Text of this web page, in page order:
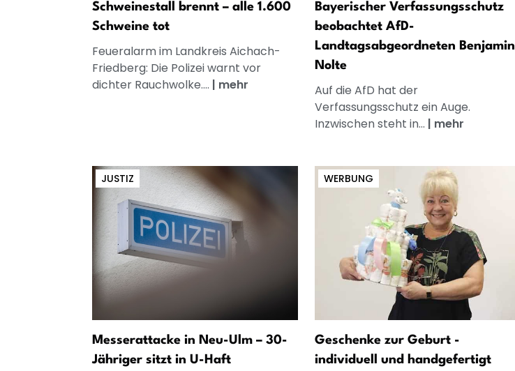
Schweinestall brennt – alle 1.600
Schweine tot
Feueralarm im Landkreis Aichach-
Friedberg: Die Polizei warnt vor
dichter Rauchwolke.... | mehr
Bayerischer Verfassungsschutz
beobachtet AfD-
Landtagsabgeordneten Benjamin
Nolte
Auf die AfD hat der
Verfassungsschutz ein Auge.
Inzwischen steht in... | mehr
JUSTIZ
Messerattacke in Neu-Ulm – 30-
Jähriger sitzt in U-Haft
WERBUNG
Geschenke zur Geburt -
individuell und handgefertigt